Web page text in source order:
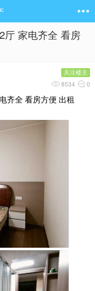
厅 家电齐全 看房
关注楼主
8534 0
齐全 看房方便 出租